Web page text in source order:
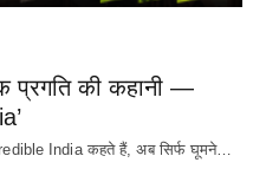
प्रगति की कहानी —
India कहते हैं, अब सिर्फ घूमने…